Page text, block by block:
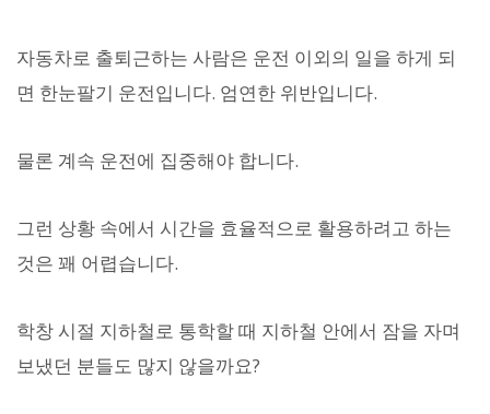
자동차로 출퇴근하는 사람은 운전 이외의 일을 하게 되
면 한눈팔기 운전입니다. 엄연한 위반입니다.
물론 계속 운전에 집중해야 합니다.
그런 상황 속에서 시간을 효율적으로 활용하려고 하는
것은 꽤 어렵습니다.
학창 시절 지하철로 통학할 때 지하철 안에서 잠을 자며
보냈던 분들도 많지 않을까요?